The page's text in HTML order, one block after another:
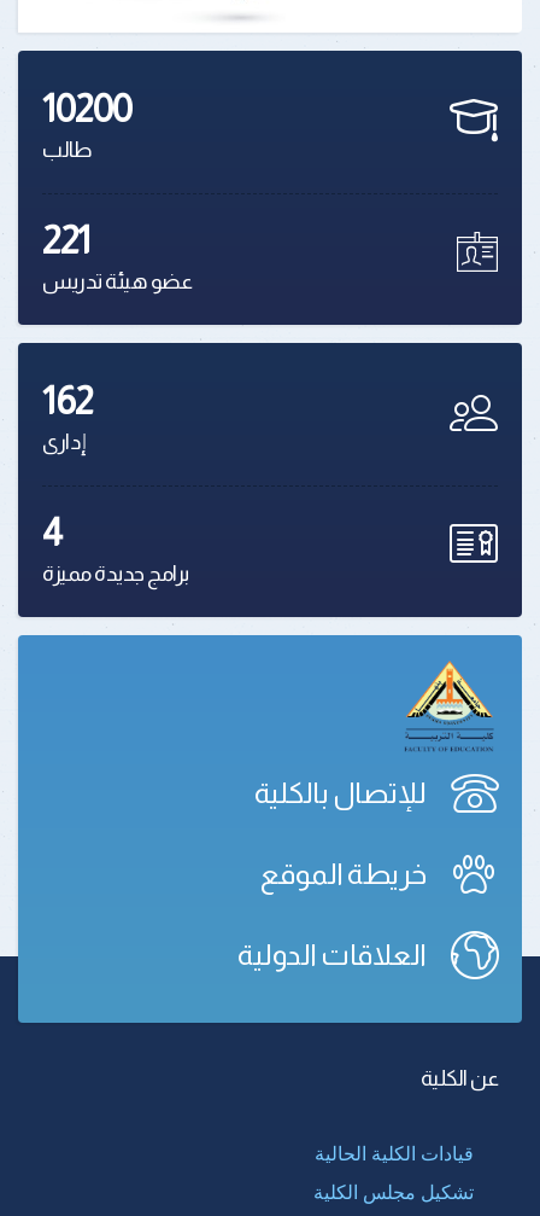
10200
طالب
221
عضو هيئة تدريس
162
إدارى
4
برامج جديدة مميزة
للإتصال بالكلية
خريطة الموقع
العلاقات الدولية
عن الكلية
قيادات الكلية الحالية
تشكيل مجلس الكلية